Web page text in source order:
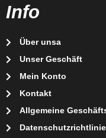
Info
Über unsa
Unser Geschäft
Mein Konto
Kontakt
Allgemeine
Datenschutzrichtlinie